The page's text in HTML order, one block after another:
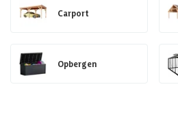
Carport
Opbergen